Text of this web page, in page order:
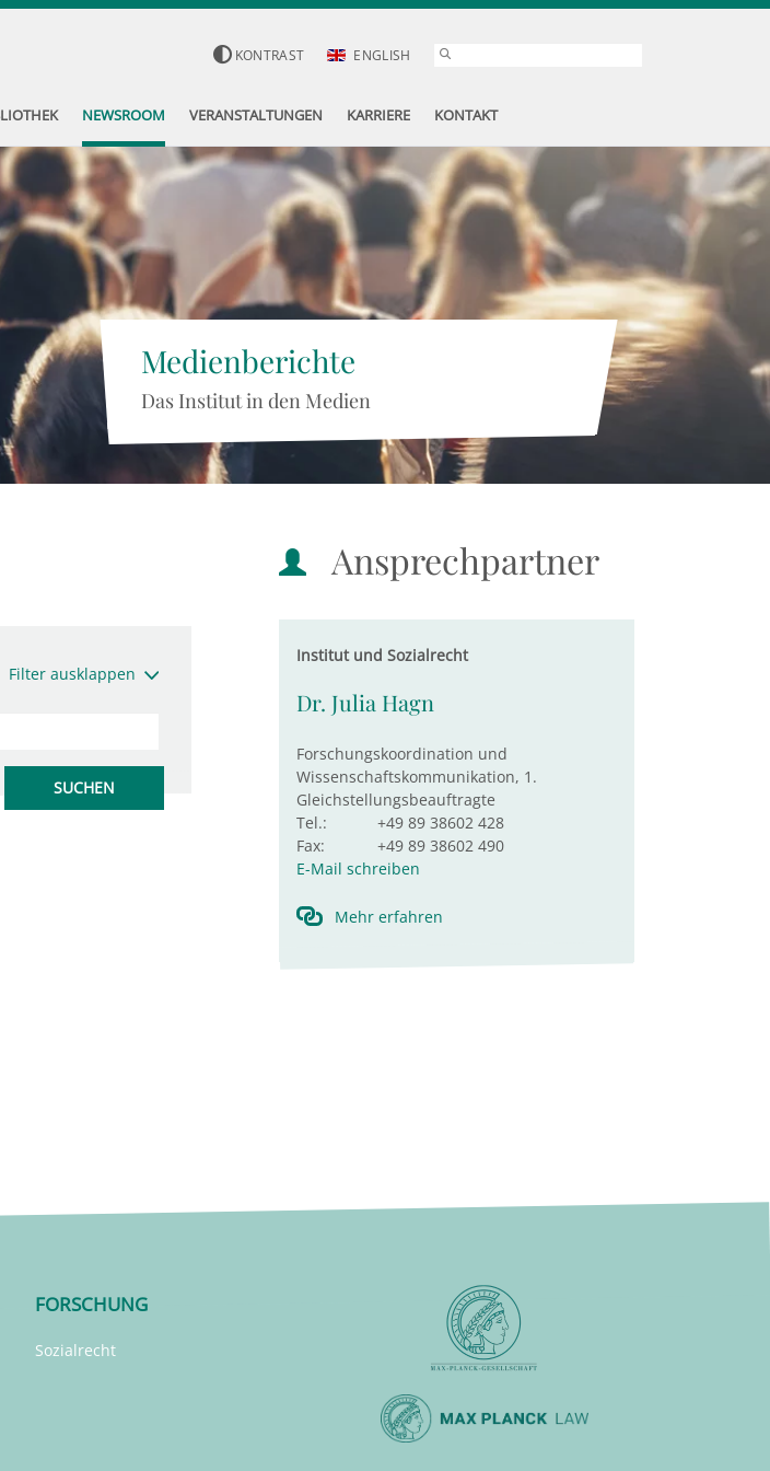
KONTRAST ENGLISH
NEWSROOM VERANSTALTUNGEN KARRIERE KONTAKT
Medienberichte
Das Institut in den Medien
Filter ausklappen
Ansprechpartner
Institut und Sozialrecht
Dr. Julia Hagn
Forschungskoordination und
Wissenschaftskommunikation, 1.
Gleichstellungsbeauftragte
Tel.:
+49 89 38602 428
Fax:
+49 89 38602 490
E-Mail schreiben
Mehr erfahren
FORSCHUNG
Sozialrecht